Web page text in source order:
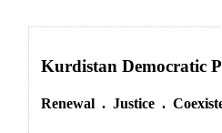
Kurdistan Democratic
Renewal . Justice .